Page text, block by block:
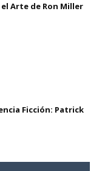
Arte de Ron Miller
Ficción: Patrick